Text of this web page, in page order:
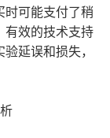
时可能支付了稍
有效的技术支持
延误和损失，